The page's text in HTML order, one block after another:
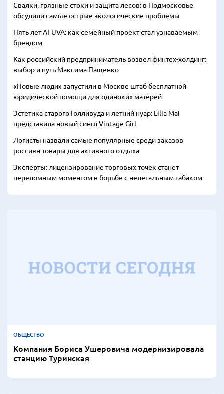
Свалки, грязные стоки и защита лесов: в Подмосковье
обсудили самые острые экологические проблемы
Пять лет AFUVA: как семейный проект стал узнаваемым
брендом
Как российский предприниматель возвел финтех-холдинг:
выбор и путь Максима Пащенко
«Новые люди» запустили в Москве штаб бесплатной
юридической помощи для одиноких матерей
Эстетика старого Голливуда и летний нуар: Lilia Mai
представила новый сингл Vintage Girl
Логисты назвали самые популярные среди заказов
россиян товары для активного отдыха
Эксперты: лицензирование торговых точек станет
переломным моментом в борьбе с нелегальным табаком
ОБЩЕСТВО
Компания Бориса Ушеровича модернизировала
станцию Туринская